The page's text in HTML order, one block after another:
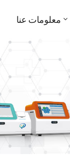
معلومات عنا